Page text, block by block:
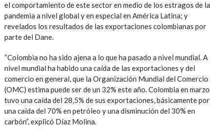
el comportamiento de este sector en medio de los estragos de la
pandemia a nivel global y en especial en América Latina; y
revelados los resultados de las exportaciones colombianas por
parte del Dane.
“Colombia no ha sido ajena a lo que ha pasado a nivel mundial. A
nivel mundial ha habido una caída de las exportaciones y del
comercio en general, que la Organización Mundial del Comercio
(OMC) estima puede ser de un 32% este año. Colombia en marzo
tuvo una caída del 28,5% de sus exportaciones, básicamente por
una caída del 70% en petróleo y una disminución del 30% en
carbón”, explicó Díaz Molina.